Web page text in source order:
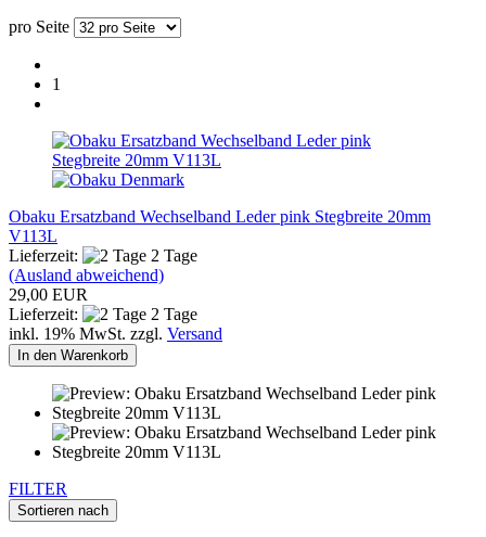
pro Seite
1
Obaku Ersatzband Wechselband Leder pink Stegbreite 20mm
V113L
Lieferzeit:
2 Tage
(Ausland abweichend)
29,00 EUR
Lieferzeit:
2 Tage
inkl. 19% MwSt. zzgl. Versand
In den Warenkorb
FILTER
Sortieren nach